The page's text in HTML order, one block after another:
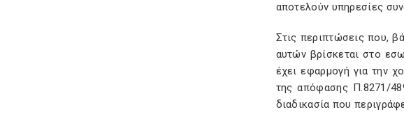
αποτελούν υπηρεσίες
Στις περιπτώσεις που,
αυτών βρίσκεται στο
έχει εφαρμογή για την
της απόφασης Π.8271/
διαδικασία που